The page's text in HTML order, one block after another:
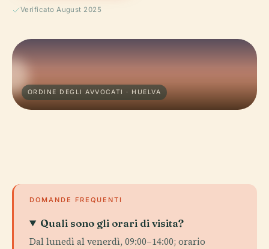
Verificato August 2025
ORDINE DEGLI AVVOCATI · HUELVA
DOMANDE FREQUENTI
Quali sono gli orari di visita?
Dal lunedì al venerdì, 09:00–14:00; orario